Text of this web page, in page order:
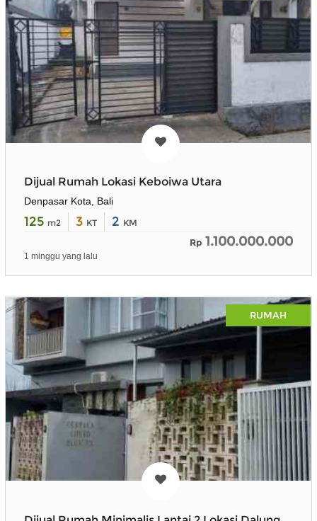
Dijual Rumah Lokasi Keboiwa Utara
Denpasar Kota, Bali
125 m2 3 KT 2 KM
Rp 1.100.000.000
1 minggu yang lalu
RUMAH